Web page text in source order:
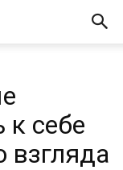
к себе
взгляда